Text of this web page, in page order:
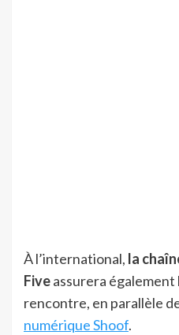
À l’international, la
Fiveassurera également
rencontre, en parallèle
numérique Shoof.